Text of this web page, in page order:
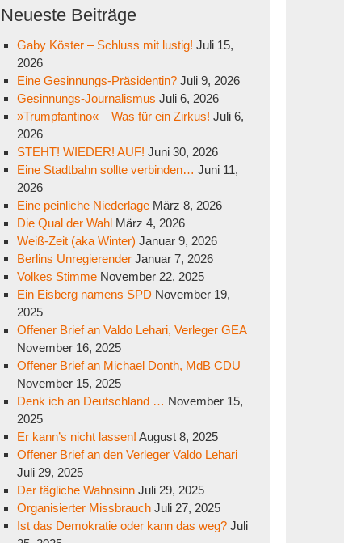
Neueste Beiträge
Gaby Köster – Schluss mit lustig! Juli 15,
2026
Eine Gesinnungs-Präsidentin? Juli 9, 2026
Gesinnungs-Journalismus Juli 6, 2026
»Trumpfantino« – Was für ein Zirkus! Juli 6,
2026
STEHT! WIEDER! AUF! Juni 30, 2026
Eine Stadtbahn sollte verbinden… Juni 11,
2026
Eine peinliche Niederlage März 8, 2026
Die Qual der Wahl März 4, 2026
Weiß-Zeit (aka Winter) Januar 9, 2026
Berlins Unregierender Januar 7, 2026
Volkes Stimme November 22, 2025
Ein Eisberg namens SPD November 19,
2025
Offener Brief an Valdo Lehari, Verleger GEA
November 16, 2025
Offener Brief an Michael Donth, MdB CDU
November 15, 2025
Denk ich an Deutschland … November 15,
2025
Er kann’s nicht lassen! August 8, 2025
Offener Brief an den Verleger Valdo Lehari
Juli 29, 2025
Der tägliche Wahnsinn Juli 29, 2025
Organisierter Missbrauch Juli 27, 2025
Ist das Demokratie oder kann das weg? Juli